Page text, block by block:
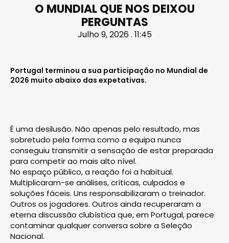
O MUNDIAL QUE NOS DEIXOU
PERGUNTAS
Julho 9, 2026 . 11:45
Portugal terminou a sua participação no Mundial de
2026 muito abaixo das expetativas.
É uma desilusão. Não apenas pelo resultado, mas
sobretudo pela forma como a equipa nunca
conseguiu transmitir a sensação de estar preparada
para competir ao mais alto nível.
No espaço público, a reação foi a habitual.
Multiplicaram-se análises, críticas, culpados e
soluções fáceis. Uns responsabilizaram o treinador.
Outros os jogadores. Outros ainda recuperaram a
eterna discussão clubística que, em Portugal, parece
contaminar qualquer conversa sobre a Seleção
Nacional.